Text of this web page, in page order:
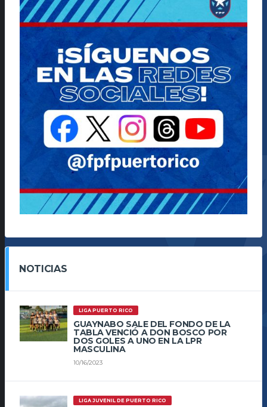
NOTICIAS
LIGA PUERTO RICO
GUAYNABO SALE DEL FONDO DE LA
TABLA VENCIÓ A DON BOSCO POR
DOS GOLES A UNO EN LA LPR
MASCULINA
10/16/2023
LIGA JUVENIL DE PUERTO RICO